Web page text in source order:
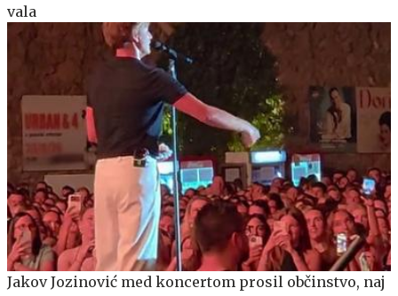
vala
Jakov Jozinović med koncertom prosil občinstvo, naj